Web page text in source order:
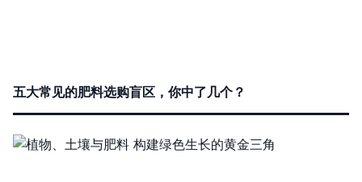
五大常见的肥料选购盲区，你中了几个？